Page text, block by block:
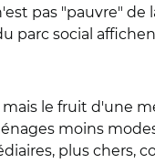
pas "pauvre" de
parc social
mais le fruit d'une
moins
plus chers,